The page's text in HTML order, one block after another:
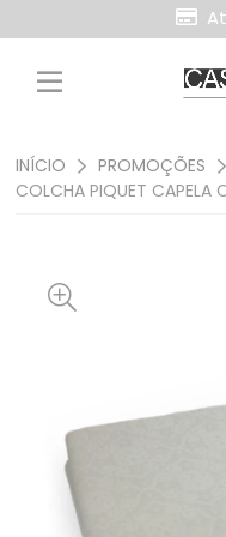
INÍCIO PROMOÇÕES
COLCHA PIQUET CAPELA